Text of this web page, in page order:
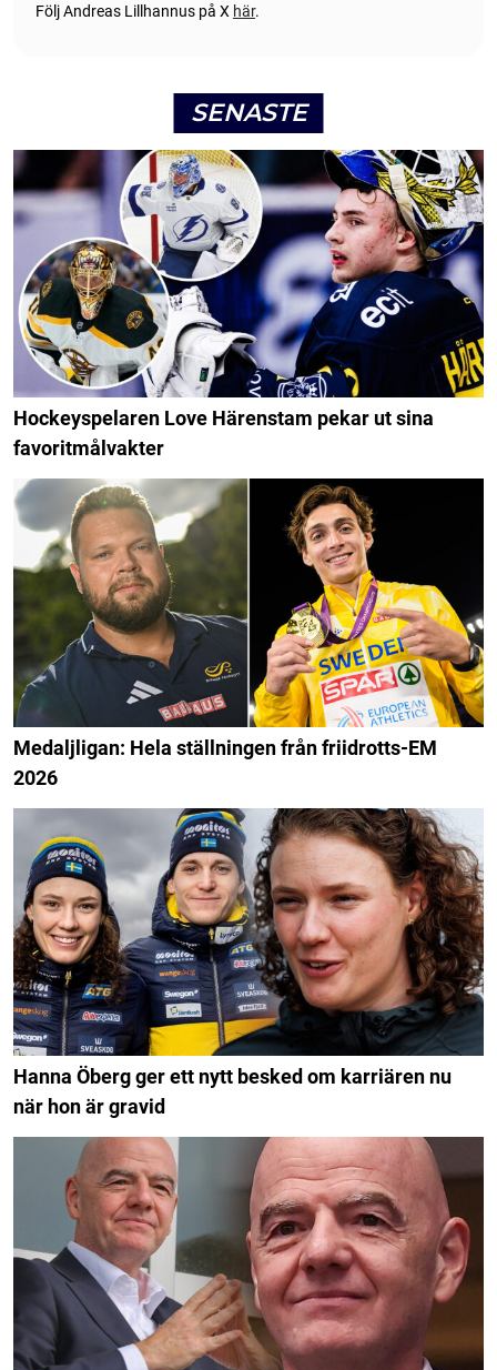
Följ Andreas Lillhannus på X här.
SENASTE
Hockeyspelaren Love Härenstam pekar ut sina
favoritmålvakter
Medaljligan: Hela ställningen från friidrotts-EM
2026
Hanna Öberg ger ett nytt besked om karriären nu
när hon är gravid